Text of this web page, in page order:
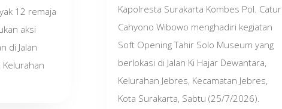
12 remaja
aksi
di Jalan
Kelurahan
Kapolresta Surakarta Kombes Pol. Catur
Cahyono Wibowo menghadiri kegiatan
Soft Opening Tahir Solo Museum yang
berlokasi di Jalan Ki Hajar Dewantara,
Kelurahan Jebres, Kecamatan Jebres,
Kota Surakarta, Sabtu (25/7/2026).